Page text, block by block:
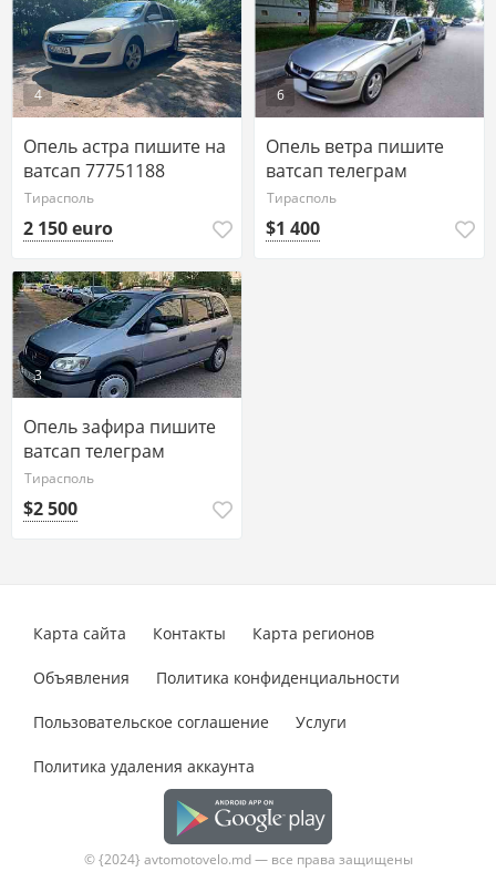
4
Опель астра пишите на
ватсап 77751188
Тирасполь
2 150 euro
6
Опель ветра пишите
ватсап телеграм
77751188
Тирасполь
$1 400
3
Опель зафира пишите
ватсап телеграм
77751188
Тирасполь
$2 500
© {2024} avtomotovelo.md — все права защищены
Карта сайта Контакты Карта регионов
Объявления Политика конфиденциальности
Пользовательское соглашение Услуги
Политика удаления аккаунта